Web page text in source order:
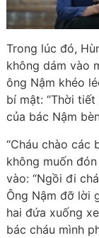
Trong lúc đó,
không dám vào
ông Nậm khéo
bí mật: “Thời
của bác Nậm
“Cháu chào các
không muốn
vào: “Ngồi đi
Ông Nậm đỡ lời
hai đứa xuống
bác cháu mình